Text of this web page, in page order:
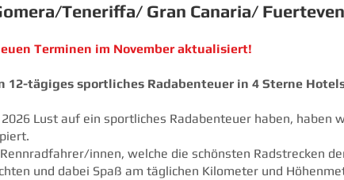
Teneriffa/ Gran Canaria/
Terminen im November aktualisiert!
12-tägiges sportliches Radabenteuer in 4 Sterne
Lust auf ein sportliches Radabenteuer haben, haben
innen, welche die schönsten Radstrecken
und dabei Spaß am täglichen Kilometer und